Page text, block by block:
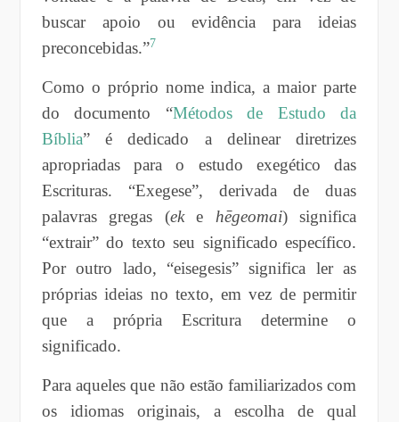
buscar apoio ou evidência para ideias
preconcebidas.”7
Como o próprio nome indica, a maior parte
do documento “Métodos de Estudo da
Bíblia” é dedicado a delinear diretrizes
apropriadas para o estudo exegético das
Escrituras. “Exegese”, derivada de duas
palavras gregas (eke hēgeomai) significa
“extrair” do texto seu significado específico.
Por outro lado, “eisegesis” significa ler as
próprias ideias no texto, em vez de permitir
que a própria Escritura determine o
significado.
Para aqueles que não estão familiarizados com
os idiomas originais, a escolha de qual